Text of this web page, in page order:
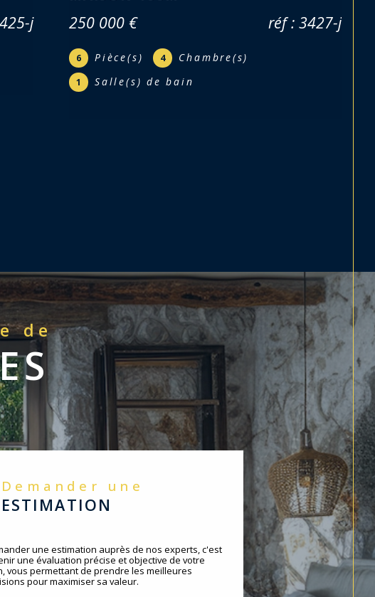
(70270)
5 Pièce(s)
de
Demander une
ESTIMATION
une estimation auprès de nos experts, c'est
une évaluation précise et objective de votre
vous permettant de prendre les meilleures
pour maximiser sa valeur.